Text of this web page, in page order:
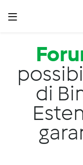
Salta al contenuto
di